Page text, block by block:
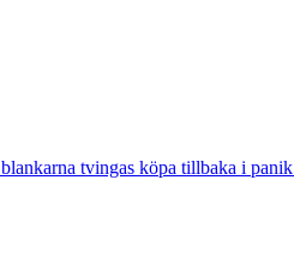
tvingas köpa tillbaka i